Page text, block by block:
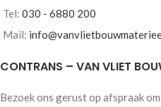
Tel: 030 - 6880 200
Mail:
CONTRANS – VAN VLIET
Bezoek ons gerust op afspraak